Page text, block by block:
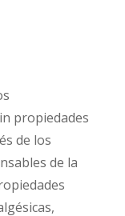
propiedades
de los
de la